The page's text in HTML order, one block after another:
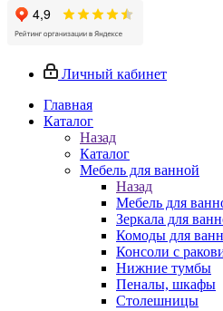
Личный кабинет
Главная
Каталог
Назад
Каталог
Мебель для ванной
Назад
Мебель для
Зеркала для
Комоды для
Консоли с
Нижние тумбы
Пеналы, шкафы
Столешницы